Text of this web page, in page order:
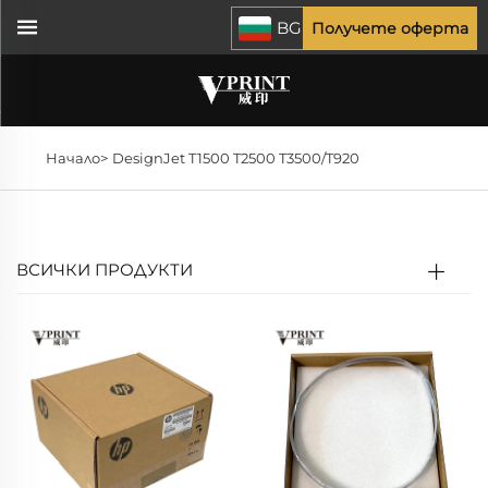
BG Получете оферта
Начало> DesignJet T1500 T2500 T3500/T920
ВСИЧКИ ПРОДУКТИ